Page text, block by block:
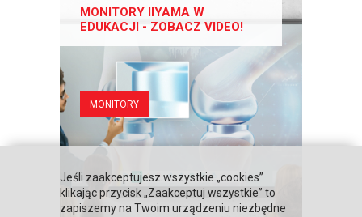
MONITORY IIYAMA W
EDUKACJI - ZOBACZ VIDEO!
MONITORY
Jeśli zaakceptujesz wszystkie „cookies”
klikając przycisk „Zaakceptuj wszystkie” to
zapiszemy na Twoim urządzeniu niezbędne